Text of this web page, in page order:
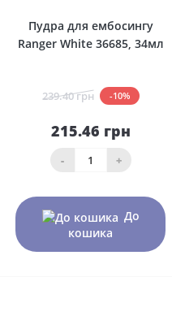
Пудра для ембосингу
Ranger White 36685, 34мл
239.40 грн -10%
215.46 грн
- +
До
кошика